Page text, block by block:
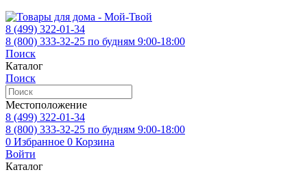
8 (499) 322-01-34
8 (800) 333-32-25 по будням 9:00-18:00
Поиск
Каталог
Поиск
Местоположение
8 (499) 322-01-34
8 (800) 333-32-25 по будням 9:00-18:00
0 Избранное 0 Корзина
Войти
Каталог